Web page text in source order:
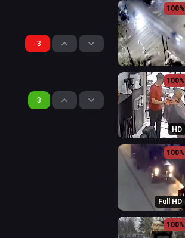
-3
3
100%
100%
HD
100%
Full HD
100%